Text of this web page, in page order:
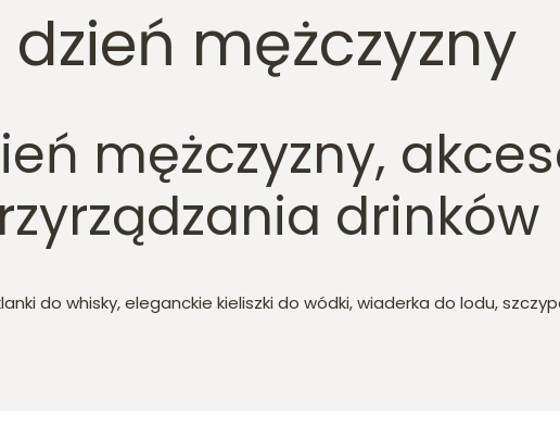
mężczyzny
mężczyzny,
drinków
do whisky, eleganckie kieliszki do wódki, wiaderka do lodu,